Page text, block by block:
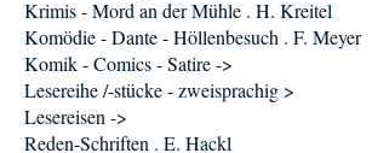
Krimis - Mord an der Mühle . H. Kreitel
Komödie - Dante - Höllenbesuch . F. Meyer
Komik - Comics - Satire ->
Lesereihe /-stücke - zweisprachig >
Lesereisen ->
Reden-Schriften . E. Hackl